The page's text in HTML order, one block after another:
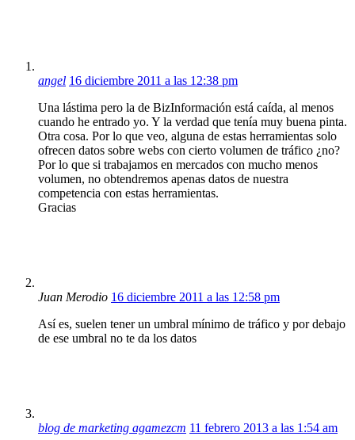
angel 16 diciembre 2011 a las 12:38 pm
Una lástima pero la de BizInformación está caída, al menos
cuando he entrado yo. Y la verdad que tenía muy buena pinta.
Otra cosa. Por lo que veo, alguna de estas herramientas solo
ofrecen datos sobre webs con cierto volumen de tráfico ¿no?
Por lo que si trabajamos en mercados con mucho menos
volumen, no obtendremos apenas datos de nuestra
competencia con estas herramientas.
Gracias
Juan Merodio 16 diciembre 2011 a las 12:58 pm
Así es, suelen tener un umbral mínimo de tráfico y por debajo
de ese umbral no te da los datos
blog de marketing agamezcm 11 febrero 2013 a las 1:54 am